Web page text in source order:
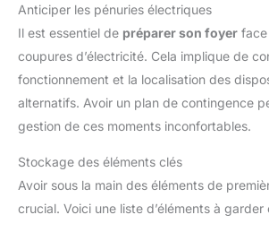
Anticiper les pénuries électriques
Il est essentiel de préparer son foyer face
coupures d’électricité. Cela implique de
fonctionnement et la localisation des
alternatifs. Avoir un plan de contingence
gestion de ces moments inconfortables.
Stockage des éléments clés
Avoir sous la main des éléments de
crucial. Voici une liste d’éléments à garder